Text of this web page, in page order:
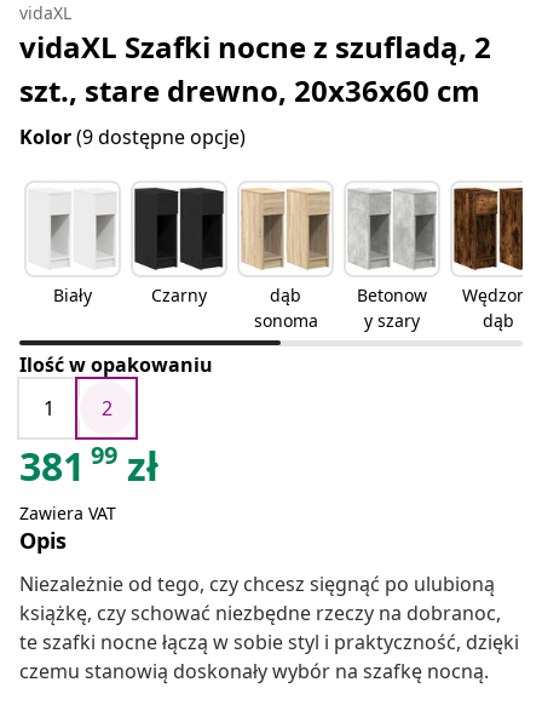
vidaXL
vidaXL Szafki nocne z szufladą, 2
szt., stare drewno, 20x36x60 cm
Kolor(9 dostępne opcje)
Biały Czarny
dąb
sonoma
Betonow
y szary
Wędzony
dąb
Ilość w opakowaniu
1
2
381 99 zł
Zawiera VAT
Opis
Niezależnie od tego, czy chcesz sięgnąć po ulubioną
książkę, czy schować niezbędne rzeczy na dobranoc,
te szafki nocne łączą w sobie styl i praktyczność, dzięki
czemu stanowią doskonały wybór na szafkę nocną.